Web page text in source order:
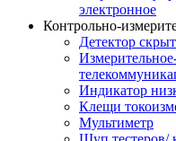
электронное
Контрольно-
Детектор
Индикатор
Клещи
Мультиметр